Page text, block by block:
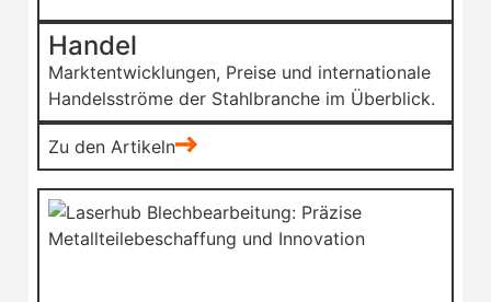
Handel
Marktentwicklungen, Preise und internationale
Handelsströme der Stahlbranche im Überblick.
Zu den Artikeln